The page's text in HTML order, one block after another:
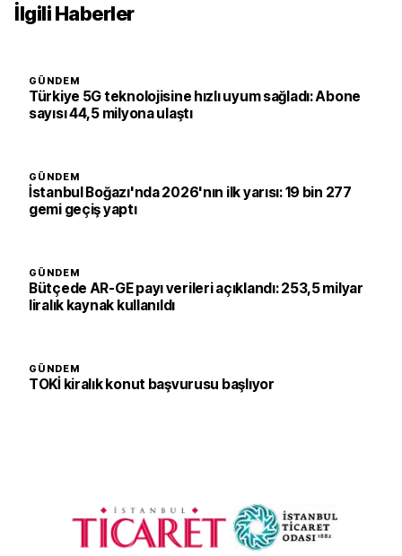
İlgili Haberler
GÜNDEM
Türkiye 5G teknolojisine hızlı uyum sağladı: Abone
sayısı 44,5 milyona ulaştı
GÜNDEM
İstanbul Boğazı'nda 2026'nın ilk yarısı: 19 bin 277
gemi geçiş yaptı
GÜNDEM
Bütçede AR-GE payı verileri açıklandı: 253,5 milyar
liralık kaynak kullanıldı
GÜNDEM
TOKİ kiralık konut başvurusu başlıyor